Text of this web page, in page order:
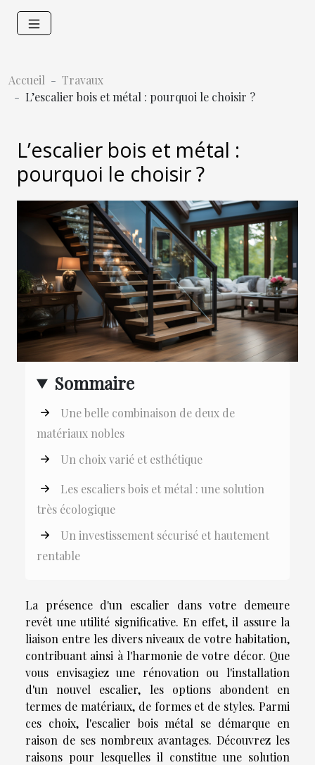
Accueil
Travaux
L’escalier bois et métal : pourquoi le choisir ?
L’escalier bois et métal :
pourquoi le choisir ?
Sommaire
Une belle combinaison de deux de
matériaux nobles
Un choix varié et esthétique
Les escaliers bois et métal : une solution
très écologique
Un investissement sécurisé et hautement
rentable
La présence d'un escalier dans votre demeure
revêt une utilité significative. En effet, il assure la
liaison entre les divers niveaux de votre habitation,
contribuant ainsi à l'harmonie de votre décor. Que
vous envisagiez une rénovation ou l'installation
d'un nouvel escalier, les options abondent en
termes de matériaux, de formes et de styles. Parmi
ces choix, l'escalier bois métal se démarque en
raison de ses nombreux avantages. Découvrez les
raisons pour lesquelles il constitue une solution